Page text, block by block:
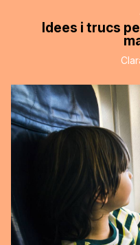
Idees i trucs